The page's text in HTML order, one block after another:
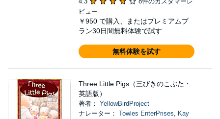
ビュー
￥950 で購入、またはプレミアムプ
ラン30日間無料体験で試す
無料体験を試す
Three Little Pigs（三びきのこぶた・
英語版）
著者： YellowBirdProject
ナレーター： Towles EnterPrises, Kay